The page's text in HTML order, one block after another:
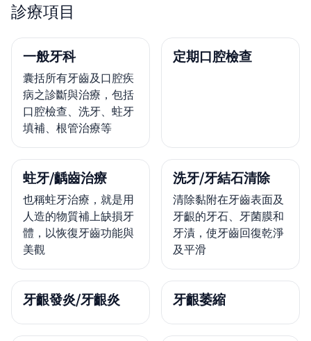
診療項目
一般牙科
囊括所有牙齒及口腔疾
病之診斷與治療，包括
口腔檢查、洗牙、蛀牙
填補、根管治療等
定期口腔檢查
蛀牙/齲齒治療
也稱蛀牙治療，就是用
人造的物質補上缺損牙
體，以恢復牙齒功能與
美觀
洗牙/牙結石清除
清除黏附在牙齒表面及
牙齦的牙石、牙菌膜和
牙漬，使牙齒回復乾淨
及平滑
牙齦發炎/牙齦炎 牙齦萎縮